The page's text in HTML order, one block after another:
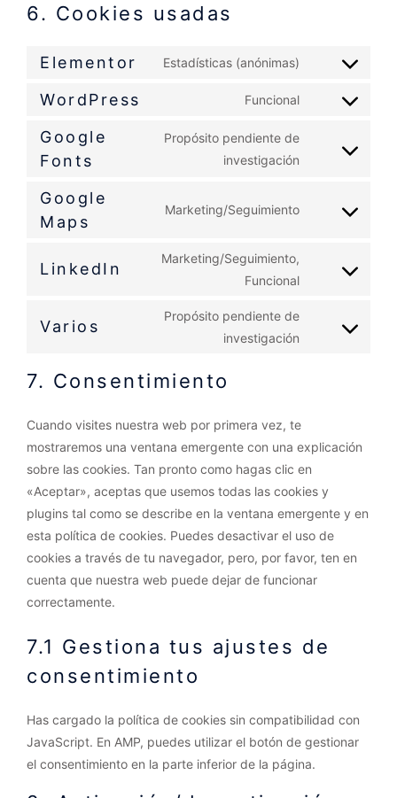
6. Cookies usadas
Elementor Estadísticas (anónimas)
WordPress Funcional
Google
Fonts
Propósito pendiente de
investigación
Google
Maps
Marketing/Seguimiento
LinkedIn
Marketing/Seguimiento,
Funcional
Varios
Propósito pendiente de
investigación
7. Consentimiento
Cuando visites nuestra web por primera vez, te
mostraremos una ventana emergente con una explicación
sobre las cookies. Tan pronto como hagas clic en
«Aceptar», aceptas que usemos todas las cookies y
plugins tal como se describe en la ventana emergente y en
esta política de cookies. Puedes desactivar el uso de
cookies a través de tu navegador, pero, por favor, ten en
cuenta que nuestra web puede dejar de funcionar
correctamente.
7.1 Gestiona tus ajustes de
consentimiento
Has cargado la política de cookies sin compatibilidad con
JavaScript. En AMP, puedes utilizar el botón de gestionar
el consentimiento en la parte inferior de la página.